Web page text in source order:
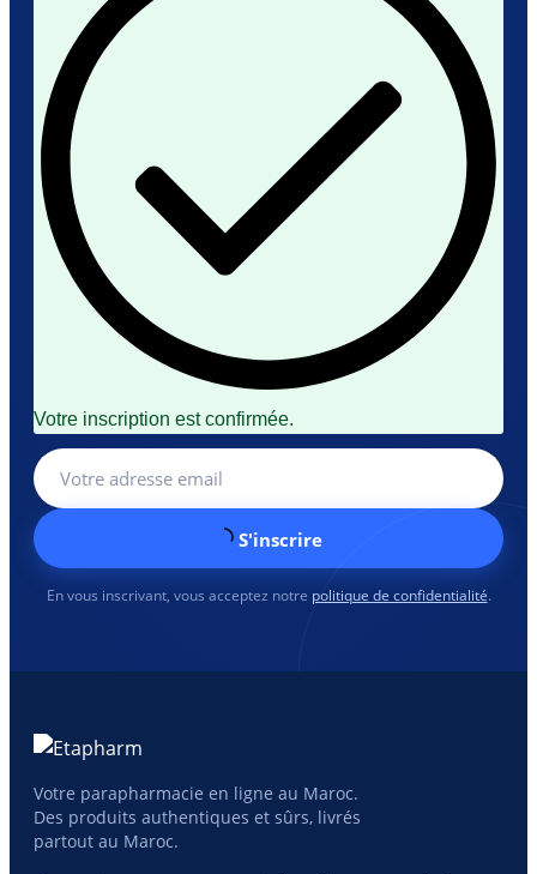
Votre inscription est confirmée.
S'inscrire
En vous inscrivant, vous acceptez notre politique de confidentialité.
Votre parapharmacie en ligne au Maroc.
Des produits authentiques et sûrs, livrés
partout au Maroc.